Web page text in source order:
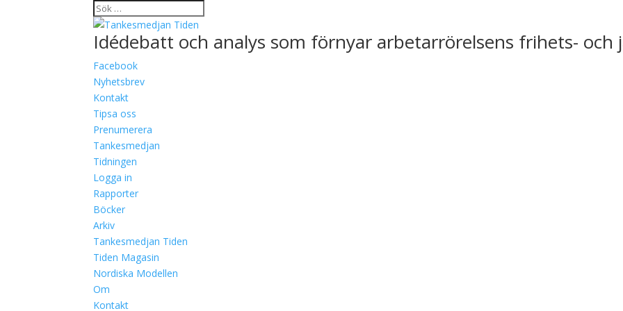
Idédebatt och analys som förnyar arbetarrörelsens frihets- och
Facebook
Nyhetsbrev
Kontakt
Tipsa oss
Prenumerera
Tankesmedjan
Tidningen
Logga in
Rapporter
Böcker
Arkiv
Tankesmedjan Tiden
Tiden Magasin
Nordiska Modellen
Om
Kontakt